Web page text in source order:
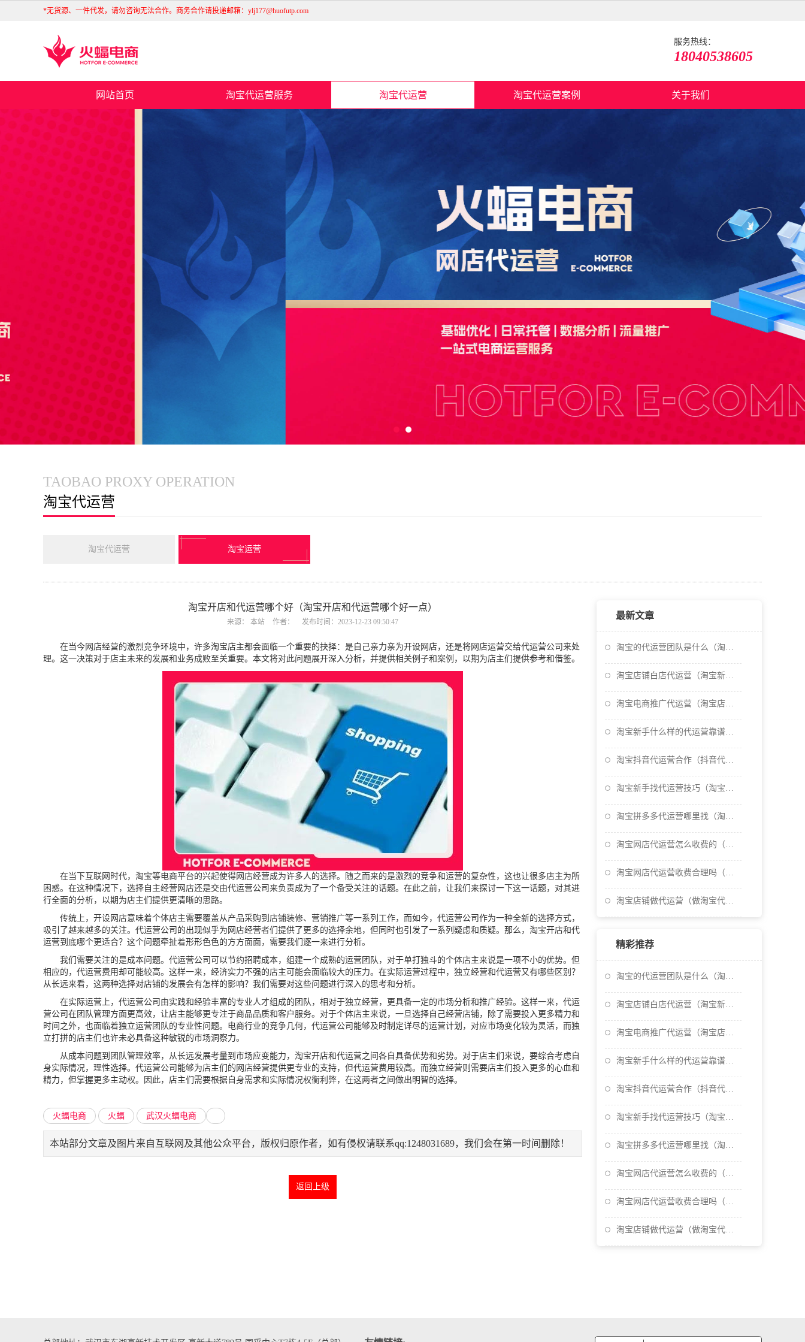
*无货源、一件代发，请勿咨询无法合作。商务合作请投递邮箱：ylj177@huofutp.com
服务热线：
18040538605
网站首页 淘宝代运营服务 淘宝代运营 淘宝代运营案例 关于我们
TAOBAO PROXY OPERATION
淘宝代运营
淘宝代运营 淘宝运营
淘宝开店和代运营哪个好（淘宝开店和代运营哪个好一点）
来源： 本站 作者： 发布时间：2023-12-23 09:50:47
在当今网店经营的激烈竞争环境中，许多淘宝店主都会面临一个重要的抉择：是自己亲力亲为开设网店，还是将网店运营交给代运营公司来处
理。这一决策对于店主未来的发展和业务成败至关重要。本文将对此问题展开深入分析，并提供相关例子和案例，以期为店主们提供参考和借鉴。
在当下互联网时代，淘宝等电商平台的兴起使得网店经营成为许多人的选择。随之而来的是激烈的竞争和运营的复杂性，这也让很多店主为所
困惑。在这种情况下，选择自主经营网店还是交由代运营公司来负责成为了一个备受关注的话题。在此之前，让我们来探讨一下这一话题，对其进
行全面的分析，以期为店主们提供更清晰的思路。
传统上，开设网店意味着个体店主需要覆盖从产品采购到店铺装修、营销推广等一系列工作，而如今，代运营公司作为一种全新的选择方式，
吸引了越来越多的关注。代运营公司的出现似乎为网店经营者们提供了更多的选择余地，但同时也引发了一系列疑虑和质疑。那么，淘宝开店和代
运营到底哪个更适合？这个问题牵扯着形形色色的方方面面，需要我们逐一来进行分析。
我们需要关注的是成本问题。代运营公司可以节约招聘成本，组建一个成熟的运营团队，对于单打独斗的个体店主来说是一项不小的优势。但
相应的，代运营费用却可能较高。这样一来，经济实力不强的店主可能会面临较大的压力。在实际运营过程中，独立经营和代运营又有哪些区别？
从长远来看，这两种选择对店铺的发展会有怎样的影响？我们需要对这些问题进行深入的思考和分析。
在实际运营上，代运营公司由实践和经验丰富的专业人才组成的团队，相对于独立经营，更具备一定的市场分析和推广经验。这样一来，代运
营公司在团队管理方面更高效，让店主能够更专注于商品品质和客户服务。对于个体店主来说，一旦选择自己经营店铺，除了需要投入更多精力和
时间之外，也面临着独立运营团队的专业性问题。电商行业的竞争几何，代运营公司能够及时制定详尽的运营计划，对应市场变化较为灵活，而独
立打拼的店主们也许未必具备这种敏锐的市场洞察力。
从成本问题到团队管理效率，从长远发展考量到市场应变能力，淘宝开店和代运营之间各自具备优势和劣势。对于店主们来说，要综合考虑自
身实际情况，理性选择。代运营公司能够为店主们的网店经营提供更专业的支持，但代运营费用较高。而独立经营则需要店主们投入更多的心血和
精力，但掌握更多主动权。因此，店主们需要根据自身需求和实际情况权衡利弊，在这两者之间做出明智的选择。
火蝠电商 火蝠 武汉火蝠电商
本站部分文章及图片来自互联网及其他公众平台，版权归原作者，如有侵权请联系qq:1248031689，我们会在第一时间删除！
返回上级
最新文章
淘宝的代运营团队是什么（淘宝的代运营团队是什么意思）
淘宝店铺白店代运营（淘宝新店代运营）
淘宝电商推广代运营（淘宝店铺推广代运营）
淘宝新手什么样的代运营靠谱（淘宝代运营公司哪家比较好
淘宝抖音代运营合作（抖音代运营合作模式）
淘宝新手找代运营技巧（淘宝店铺找代运营做有效果吗）
淘宝拼多多代运营哪里找（淘宝拼多多代运营具体工作）
淘宝网店代运营怎么收费的（淘宝网店代运营是什么）
淘宝网店代运营收费合理吗（淘宝店铺代运营一般怎么收费
淘宝店铺做代运营（做淘宝代运营赚钱吗）
精彩推荐
淘宝的代运营团队是什么（淘宝的代运营团队是什么意思）
淘宝店铺白店代运营（淘宝新店代运营）
淘宝电商推广代运营（淘宝店铺推广代运营）
淘宝新手什么样的代运营靠谱（淘宝代运营公司哪家比较好
淘宝抖音代运营合作（抖音代运营合作模式）
淘宝新手找代运营技巧（淘宝店铺找代运营做有效果吗）
淘宝拼多多代运营哪里找（淘宝拼多多代运营具体工作）
淘宝网店代运营怎么收费的（淘宝网店代运营是什么）
淘宝网店代运营收费合理吗（淘宝店铺代运营一般怎么收费
淘宝店铺做代运营（做淘宝代运营赚钱吗）